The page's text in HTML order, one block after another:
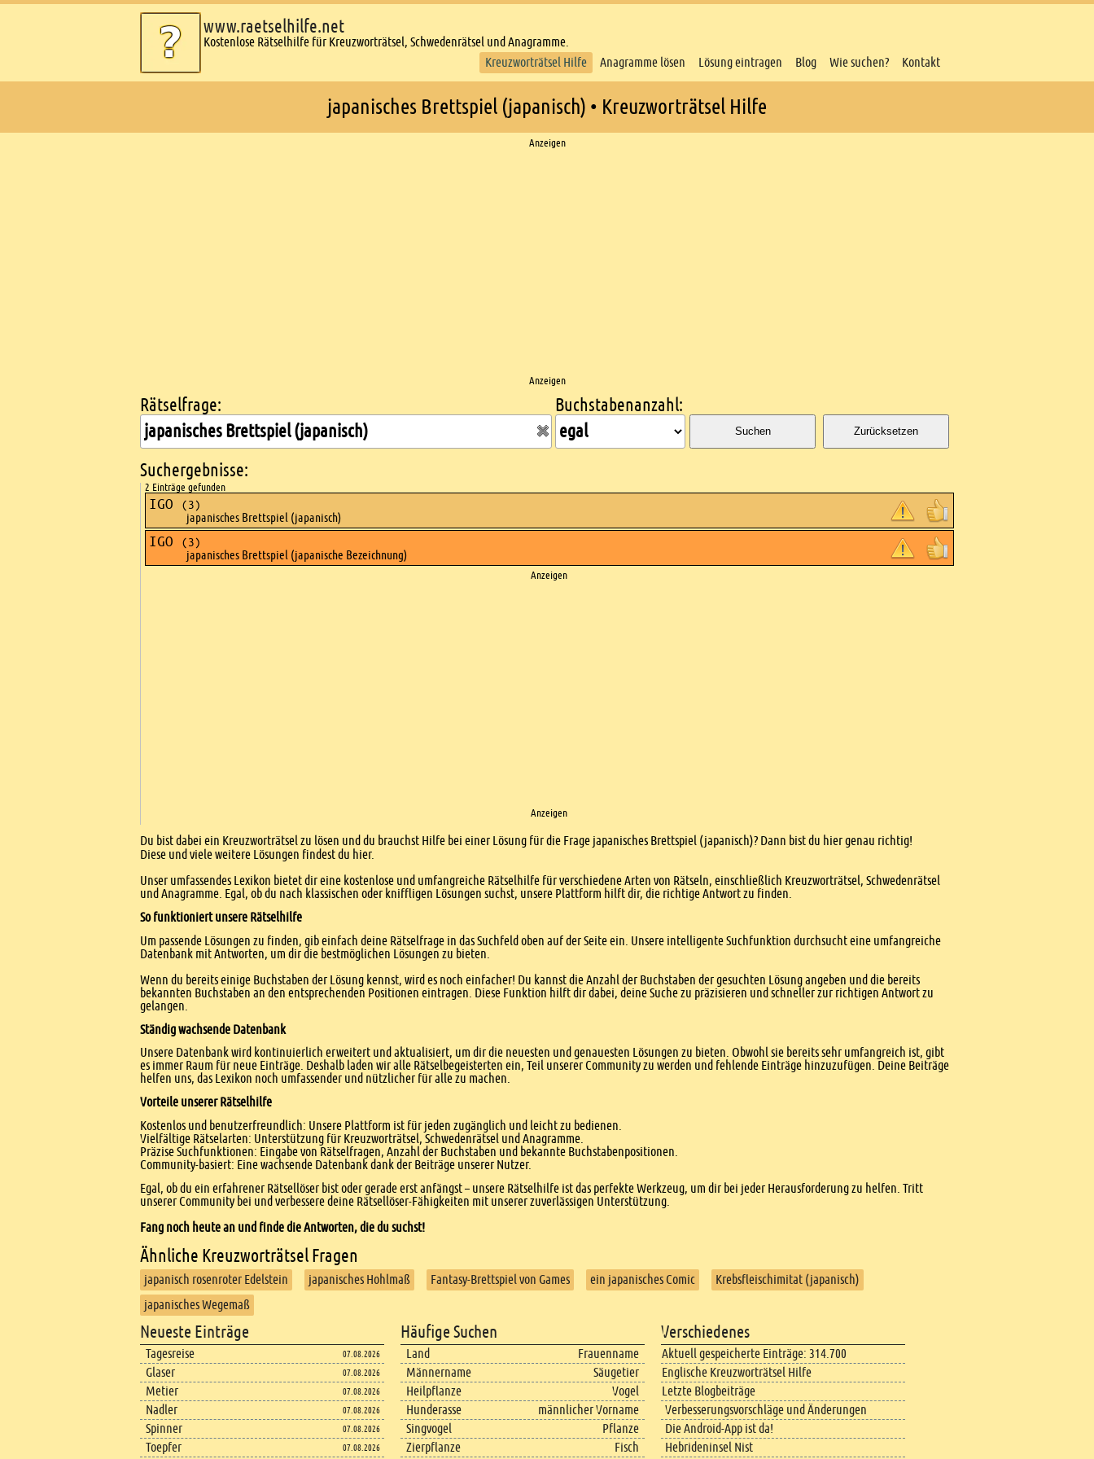
www.raetselhilfe.net
Kostenlose Rätselhilfe für Kreuzworträtsel, Schwedenrätsel und Anagramme.
Kreuzworträtsel Hilfe
Anagramme lösen Lösung eintragen Blog Wie suchen? Kontakt
japanisches Brettspiel (japanisch) • Kreuzworträtsel Hilfe
Anzeigen
Anzeigen
Kreuzworträtsel suchen
Rätselfrage: Buchstabenanzahl:
Suchen Zurücksetzen
Suchergebnisse:
2 Einträge gefunden
IGO (3)
japanisches Brettspiel (japanisch)
IGO
(3)
japanisches Brettspiel (japanische Bezeichnung)
Anzeigen
Anzeigen
Einleitung
Du bist dabei ein Kreuzworträtsel zu lösen und du brauchst Hilfe bei einer Lösung für die Frage japanisches Brettspiel (japanisch)? Dann bist du hier genau richtig!
Diese und viele weitere Lösungen findest du hier.
Unser umfassendes Lexikon bietet dir eine kostenlose und umfangreiche Rätselhilfe für verschiedene Arten von Rätseln, einschließlich Kreuzworträtsel, Schwedenrätsel
und Anagramme. Egal, ob du nach klassischen oder kniffligen Lösungen suchst, unsere Plattform hilft dir, die richtige Antwort zu finden.
So funktioniert unsere Rätselhilfe
Um passende Lösungen zu finden, gib einfach deine Rätselfrage in das Suchfeld oben auf der Seite ein. Unsere intelligente Suchfunktion durchsucht eine umfangreiche
Datenbank mit Antworten, um dir die bestmöglichen Lösungen zu bieten.
Wenn du bereits einige Buchstaben der Lösung kennst, wird es noch einfacher! Du kannst die Anzahl der Buchstaben der gesuchten Lösung angeben und die bereits
bekannten Buchstaben an den entsprechenden Positionen eintragen. Diese Funktion hilft dir dabei, deine Suche zu präzisieren und schneller zur richtigen Antwort zu
gelangen.
Ständig wachsende Datenbank
Unsere Datenbank wird kontinuierlich erweitert und aktualisiert, um dir die neuesten und genauesten Lösungen zu bieten. Obwohl sie bereits sehr umfangreich ist, gibt
es immer Raum für neue Einträge. Deshalb laden wir alle Rätselbegeisterten ein, Teil unserer Community zu werden und fehlende Einträge hinzuzufügen. Deine Beiträge
helfen uns, das Lexikon noch umfassender und nützlicher für alle zu machen.
Vorteile unserer Rätselhilfe
Kostenlos und benutzerfreundlich: Unsere Plattform ist für jeden zugänglich und leicht zu bedienen.
Vielfältige Rätselarten: Unterstützung für Kreuzworträtsel, Schwedenrätsel und Anagramme.
Präzise Suchfunktionen: Eingabe von Rätselfragen, Anzahl der Buchstaben und bekannte Buchstabenpositionen.
Community-basiert: Eine wachsende Datenbank dank der Beiträge unserer Nutzer.
Egal, ob du ein erfahrener Rätsellöser bist oder gerade erst anfängst – unsere Rätselhilfe ist das perfekte Werkzeug, um dir bei jeder Herausforderung zu helfen. Tritt
unserer Community bei und verbessere deine Rätsellöser-Fähigkeiten mit unserer zuverlässigen Unterstützung.
Fang noch heute an und finde die Antworten, die du suchst!
Ähnliche Kreuzworträtsel Fragen
japanisch rosenroter Edelstein japanisches Hohlmaß Fantasy-Brettspiel von Games ein japanisches Comic
Krebsfleischimitat (japanisch)
japanisches Wegemaß
Footer content
Neueste Einträge
Tagesreise 07.08.2026
Glaser 07.08.2026
Metier 07.08.2026
Nadler 07.08.2026
Spinner 07.08.2026
Toepfer 07.08.2026
Häufige Suchen
Land
Frauenname
Männername
Säugetier
Heilpflanze
Vogel
Hunderasse
männlicher Vorname
Singvogel
Pflanze
Zierpflanze
Fisch
Verschiedenes
Aktuell gespeicherte Einträge: 314.700
Englische Kreuzworträtsel Hilfe
Letzte Blogbeiträge
Verbesserungsvorschläge und Änderungen
Die Android-App ist da!
Hebrideninsel Nist